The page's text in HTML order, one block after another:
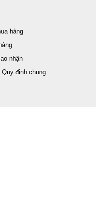
hàng
nhận
định chung